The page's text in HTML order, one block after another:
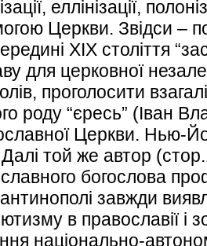
еллінізації,
Церкви. Звідси –
ХІХ століття
для церковної
проголосити
роду “єресь” (Іван
Церкви. Нью-
той же автор
богослова
завжди
в православії і
національно-